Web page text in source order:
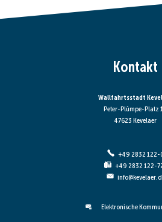
Kontakt
Wallfahrtsstadt
Peter-Plümpe-Platz
47623 Kevelaer
+49 2832 122-
+49 2832 122-
Elektronische